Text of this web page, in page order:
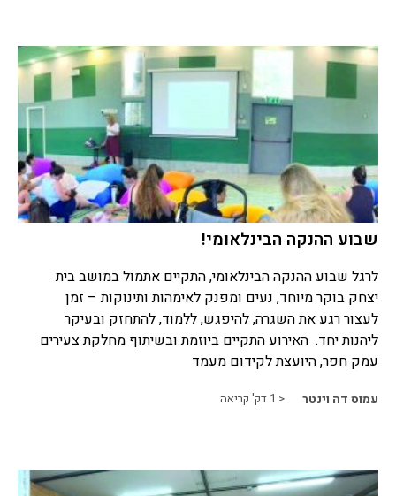
שבוע ההנקה הבינלאומי!
לרגל שבוע ההנקה הבינלאומי, התקיים אתמול במושב בית
יצחק בוקר מיוחד, נעים ומפנק לאימהות ותינוקות – זמן
לעצור רגע את השגרה, להיפגש, ללמוד, להתחזק ובעיקר
ליהנות יחד. האירוע התקיים ביוזמת ובשיתוף מחלקת צעירים
עמק חפר, היועצת לקידום מעמד
עמוס דה וינטר < 1 דק' קריאה